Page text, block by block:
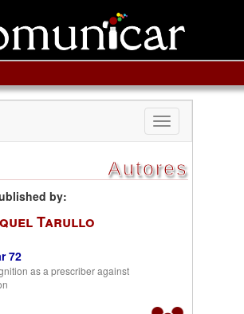
Toggle
navigation
Autores
by:
Tarullo
72
as a prescriber against